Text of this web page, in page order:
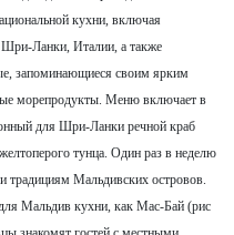
кухни, включая
Ланки, Италии, а также
запоминающиеся своим ярким
морепродукты. Меню включает в
для Шри-Ланки речной краб
тунца. Один раз в неделю
традициям Мальдивских островов.
Мальдив кухни, как Мас-Бай (рис